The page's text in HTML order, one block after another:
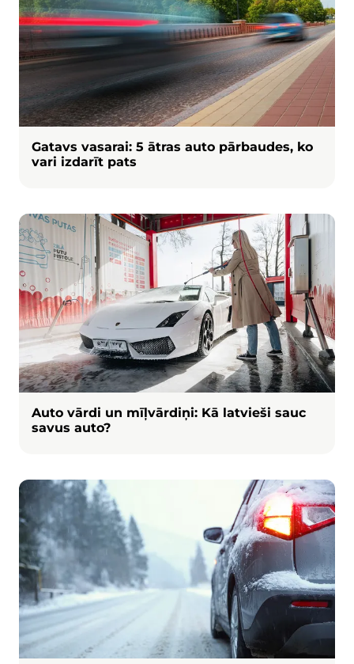
Gatavs vasarai: 5 ātras auto pārbaudes, ko
vari izdarīt pats
Attēls
Auto vārdi un mīļvārdiņi: Kā latvieši sauc
savus auto?
Attēls